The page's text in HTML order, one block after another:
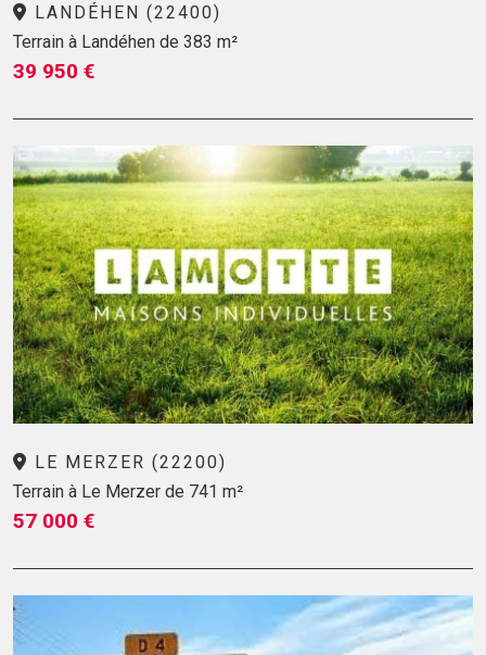
LANDÉHEN (22400)
Terrain à Landéhen de 383 m²
39 950 €
LE MERZER (22200)
Terrain à Le Merzer de 741 m²
57 000 €